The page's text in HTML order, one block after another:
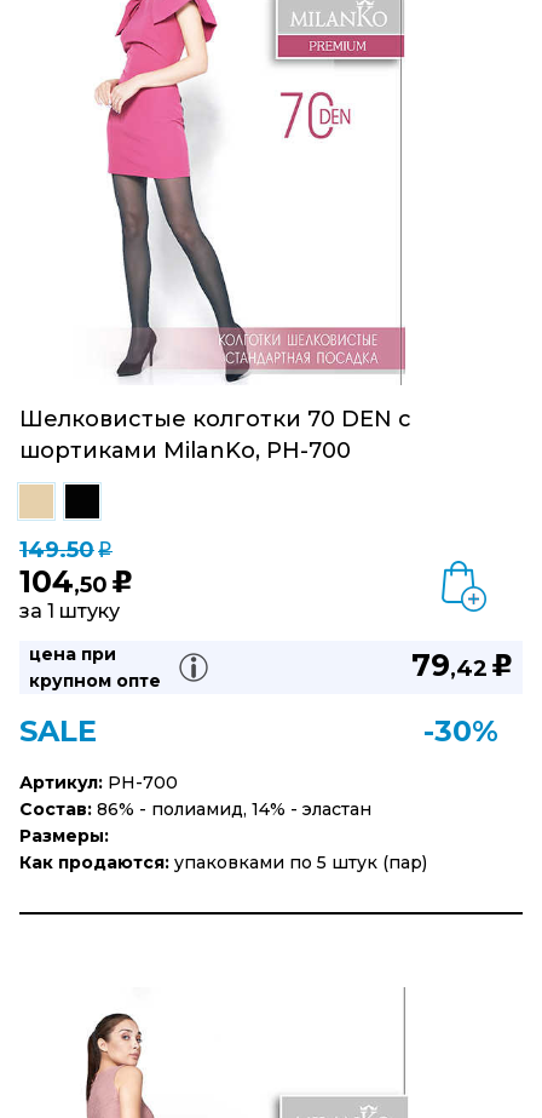
Шелковистые колготки 70 DEN с
шортиками MilanKo, PH-700
149.50q
104,50 u
за 1 штуку
цена при
крупном опте
79,42 u
SALE -30%
Артикул: PH-700
Состав: 86% - полиамид, 14% - эластан
Размеры:
Как продаются: упаковками по 5 штук (пар)